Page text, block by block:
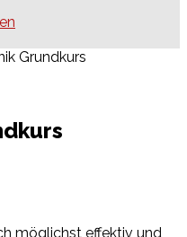
Grundkurs
möglichst effektiv und